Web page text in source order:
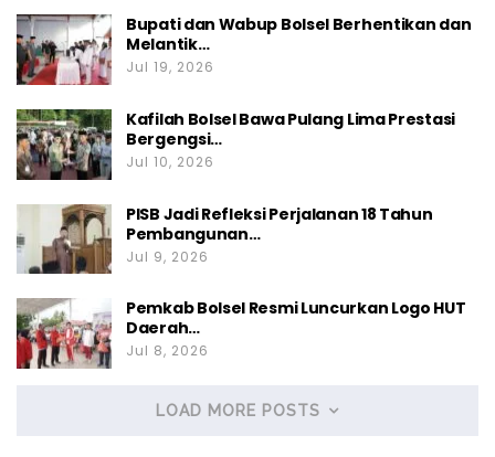
Bupati dan Wabup Bolsel Berhentikan dan
Melantik…
Jul 19, 2026
Kafilah Bolsel Bawa Pulang Lima Prestasi
Bergengsi…
Jul 10, 2026
PISB Jadi Refleksi Perjalanan 18 Tahun
Pembangunan…
Jul 9, 2026
Pemkab Bolsel Resmi Luncurkan Logo HUT
Daerah…
Jul 8, 2026
LOAD MORE POSTS